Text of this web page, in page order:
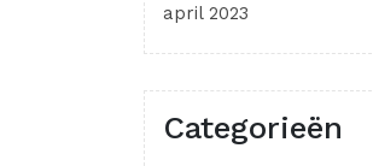
april 2023
Categorieën